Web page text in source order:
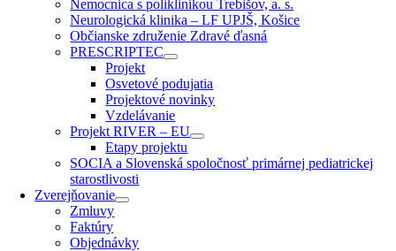
Nemocnica s poliklinikou Trebišov, a. s.
Neurologická klinika – LF UPJŠ, Košice
Občianske združenie Zdravé ďasná
PRESCRIPTEC
Projekt
Osvetové podujatia
Projektové novinky
Vzdelávanie
Projekt RIVER – EU
Etapy projektu
SOCIA a Slovenská spoločnosť primárnej pediatrickej
starostlivosti
Zverejňovanie
Zmluvy
Faktúry
Objednávky